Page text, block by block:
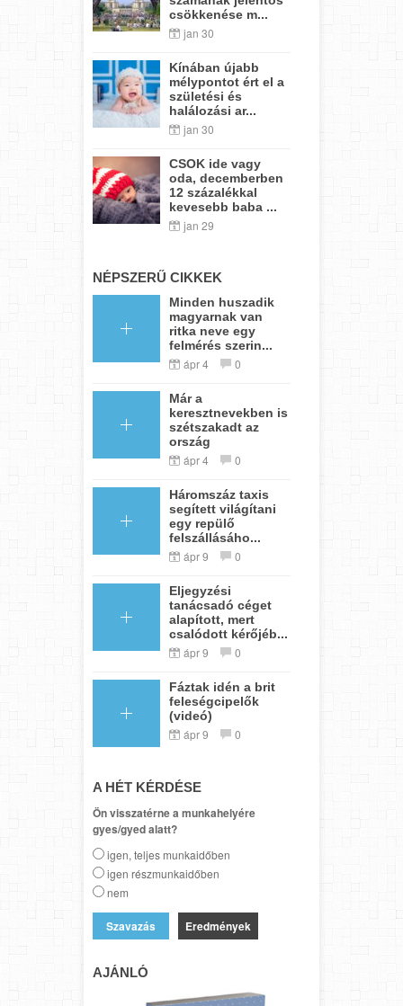
csökkenése m...
jan 30
Kínában újabb
mélypontot ért el a
születési és
halálozási ar...
jan 30
CSOK ide vagy
oda, decemberben
12 százalékkal
kevesebb baba ...
jan 29
NÉPSZERŰ CIKKEK
Minden huszadik
magyarnak van
ritka neve egy
felmérés szerin...
ápr 4 0
Már a
keresztnevekben is
szétszakadt az
ország
ápr 4 0
Háromszáz taxis
segített világítani
egy repülő
felszállásáho...
ápr 9 0
Eljegyzési
tanácsadó céget
alapított, mert
csalódott kérőjéb...
ápr 9 0
Fáztak idén a brit
feleségcipelők
(videó)
ápr 9 0
A HÉT KÉRDÉSE
Ön visszatérne a munkahelyére
gyes/gyed alatt?
igen, teljes munkaidőben
igen részmunkaidőben
nem
Eredmények
AJÁNLÓ